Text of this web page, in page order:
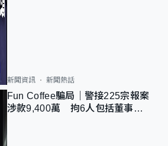
新聞資訊 新聞熱話
Fun Coffee騙局｜警接225宗報案
涉款9,400萬 拘6人包括董事股